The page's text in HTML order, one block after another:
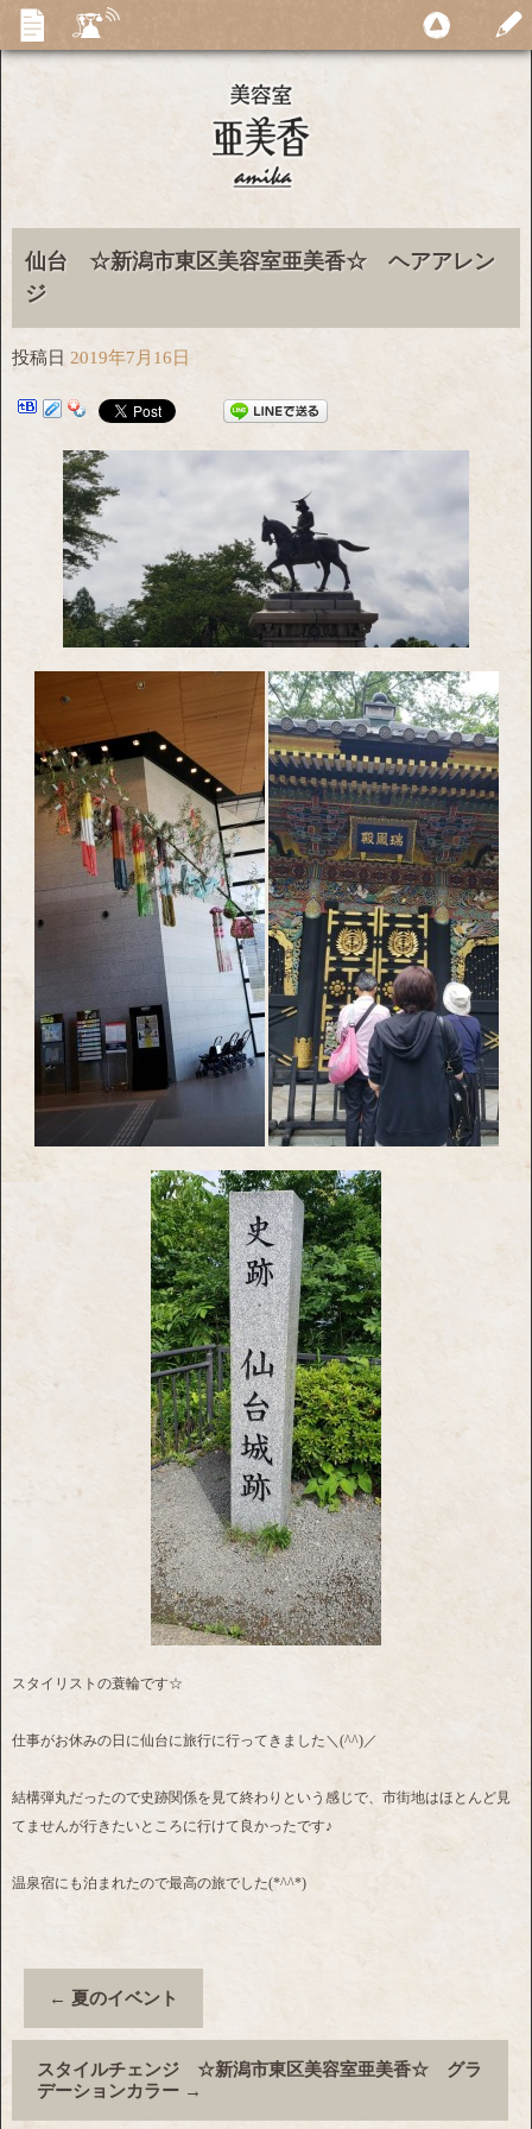
仙台 ☆新潟市東区美容室亜美香☆ ヘアアレン
ジ
投稿日 2019年7月16日
スタイリストの蓑輪です☆
仕事がお休みの日に仙台に旅行に行ってきました＼(^^)／
結構弾丸だったので史跡関係を見て終わりという感じで、市街地はほとんど見
てませんが行きたいところに行けて良かったです♪
温泉宿にも泊まれたので最高の旅でした(*^^*)
← 夏のイベント
スタイルチェンジ ☆新潟市東区美容室亜美香☆ グラ
デーションカラー →